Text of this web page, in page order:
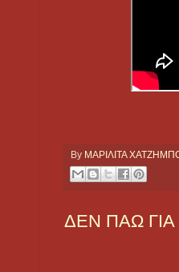
By ΜΑΡΙΛΙΤΑ
ΔΕΝ ΠΑΩ